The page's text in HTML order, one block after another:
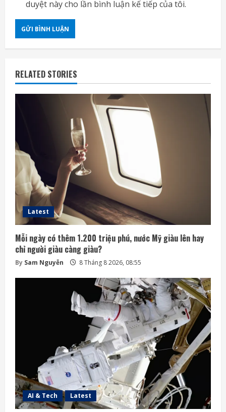
duyệt này cho lần bình luận kế tiếp của tôi.
RELATED STORIES
Latest
Mỗi ngày có thêm 1.200 triệu phú, nước Mỹ giàu lên hay
chỉ người giàu càng giàu?
By Sam Nguyễn 8 Tháng 8 2026, 08:55
AI & Tech Latest